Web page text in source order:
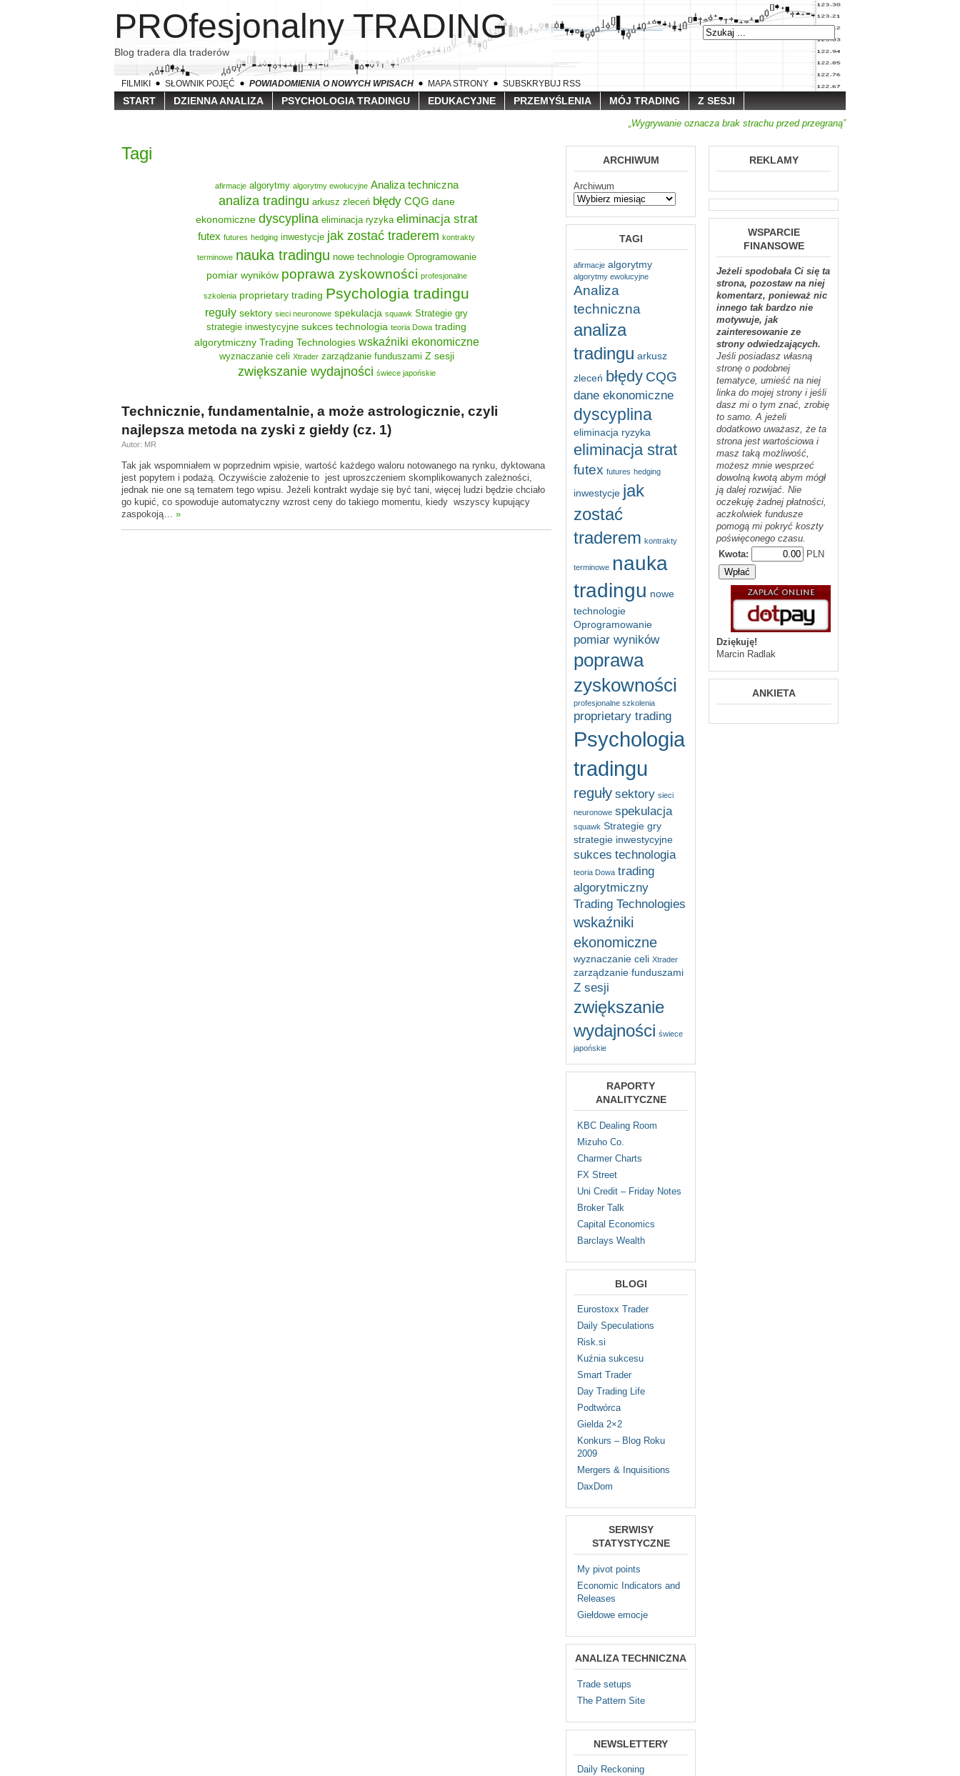
PROfesjonalny TRADING
Blog tradera dla traderów
FILMIKI SŁOWNIK POJĘĆ POWIADOMIENIA O NOWYCH WPISACH MAPA STRONY SUBSKRYBUJ RSS
START DZIENNA ANALIZA PSYCHOLOGIA TRADINGU EDUKACYJNE PRZEMYŚLENIA MÓJ TRADING Z SESJI
„Wygrywanie oznacza brak strachu przed przegraną”
Tagi
afirmacje algorytmy algorytmy ewolucyjne Analiza techniczna
analiza tradingu arkusz zleceń błędy CQG dane
ekonomiczne dyscyplina eliminacja ryzyka eliminacja strat
futex futures hedging inwestycje jak zostać traderem kontrakty
terminowe nauka tradingu nowe technologie Oprogramowanie
pomiar wyników poprawa zyskowności profesjonalne
szkolenia proprietary trading Psychologia tradingu
reguły sektory sieci neuronowe spekulacja squawk Strategie gry
strategie inwestycyjne sukces technologia teoria Dowa trading
algorytmiczny Trading Technologies wskaźniki ekonomiczne
wyznaczanie celi Xtrader zarządzanie funduszami Z sesji
zwiększanie wydajności świece japońskie
Technicznie, fundamentalnie, a może astrologicznie, czyli
najlepsza metoda na zyski z giełdy (cz. 1)
Autor: MR
Tak jak wspomniałem w poprzednim wpisie, wartość każdego waloru notowanego na rynku, dyktowana
jest popytem i podażą. Oczywiście założenie to jest uproszczeniem skomplikowanych zależności,
jednak nie one są tematem tego wpisu. Jeżeli kontrakt wydaje się być tani, więcej ludzi będzie chciało
go kupić, co spowoduje automatyczny wzrost ceny do takiego momentu, kiedy wszyscy kupujący
zaspokoją…
»
ARCHIWUM
Archiwum
TAGI
afirmacje algorytmy
algorytmy ewolucyjne
Analiza
techniczna
analiza
tradingu arkusz
zleceń błędy CQG
dane ekonomiczne
dyscyplina
eliminacja ryzyka
eliminacja strat
futex futures hedging
inwestycje jak
zostać
traderem kontrakty
terminowe nauka
tradingu nowe
technologie
Oprogramowanie
pomiar wyników
poprawa
zyskowności
profesjonalne szkolenia
proprietary trading
Psychologia
tradingu
reguły sektory sieci
neuronowe spekulacja
squawk Strategie gry
strategie inwestycyjne
sukces technologia
teoria Dowa trading
algorytmiczny
Trading Technologies
wskaźniki
ekonomiczne
wyznaczanie celi Xtrader
zarządzanie funduszami
Z sesji
zwiększanie
wydajności świece
japońskie
RAPORTY
ANALITYCZNE
KBC Dealing Room
Mizuho Co.
Charmer Charts
FX Street
Uni Credit – Friday Notes
Broker Talk
Capital Economics
Barclays Wealth
BLOGI
Eurostoxx Trader
Daily Speculations
Risk.si
Kuźnia sukcesu
Smart Trader
Day Trading Life
Podtwórca
Gielda 2×2
Konkurs – Blog Roku
2009
Mergers & Inquisitions
DaxDom
SERWISY
STATYSTYCZNE
My pivot points
Economic Indicators and
Releases
Giełdowe emocje
ANALIZA TECHNICZNA
Trade setups
The Pattern Site
NEWSLETTERY
Daily Reckoning
REKLAMY
WSPARCIE
FINANSOWE
Jeżeli spodobała Ci się ta
strona, pozostaw na niej
komentarz, ponieważ nic
innego tak bardzo nie
motywuje, jak
zainteresowanie ze
strony odwiedzających.
Jeśli posiadasz własną
stronę o podobnej
tematyce, umieść na niej
linka do mojej strony i jeśli
dasz mi o tym znać, zrobię
to samo. A jeżeli
dodatkowo uważasz, że ta
strona jest wartościowa i
masz taką możliwość,
możesz mnie wesprzeć
dowolną kwotą abym mógł
ją dalej rozwijać. Nie
oczekuję żadnej płatności,
aczkolwiek fundusze
pomogą mi pokryć koszty
poświęconego czasu.
Kwota:
PLN
Dziękuję!
Marcin Radlak
ANKIETA